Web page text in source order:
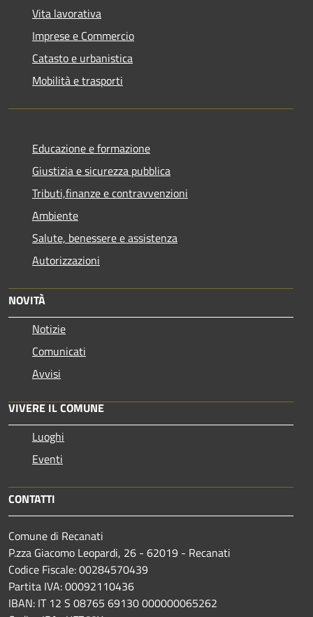
Vita lavorativa
Imprese e Commercio
Catasto e urbanistica
Mobilità e trasporti
Educazione e formazione
Giustizia e sicurezza pubblica
Tributi,finanze e contravvenzioni
Ambiente
Salute, benessere e assistenza
Autorizzazioni
NOVITÀ
Notizie
Comunicati
Avvisi
VIVERE IL COMUNE
Luoghi
Eventi
CONTATTI
Comune di Recanati
P.zza Giacomo Leopardi, 26 - 62019 - Recanati
Codice Fiscale: 00284570439
Partita IVA: 00092110436
IBAN: IT 12 S 08765 69130 000000065262